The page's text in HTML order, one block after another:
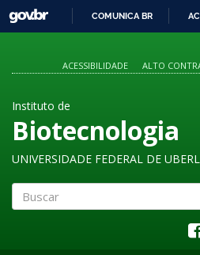
O
GOVBR
COMUNICA BR
ACESSIBILIDADE
ALTO
Instituto de
Biotecnologia
UNIVERSIDADE FEDERAL DE